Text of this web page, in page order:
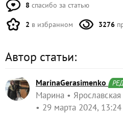
8 спасибо за статью
2 в избранном 3276
Автор статьи:
MarinaGerasimenko
Марина
29 марта 2024, 13:24